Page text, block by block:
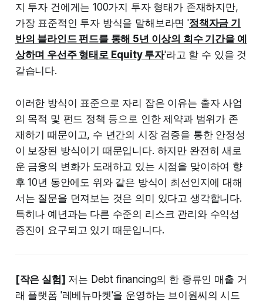
지 투자 건에게는 100가지 투자 형태가 존재하지만,
가장 표준적인 투자 방식을 말해보라면 '정책자금 기
반의 블라인드 펀드를 통해 5년 이상의 회수 기간을 예
상하며 우선주 형태로 Equity 투자'라고 할 수 있을 것
같습니다.
이러한 방식이 표준으로 자리 잡은 이유는 출자 사업
의 목적 및 펀드 정책 등으로 인한 제약과 범위가 존
재하기 때문이고, 수 년간의 시장 검증을 통한 안정성
이 보장된 방식이기 때문입니다. 하지만 완전히 새로
운 금융의 변화가 도래하고 있는 시점을 맞이하여 향
후 10년 동안에도 위와 같은 방식이 최선인지에 대해
서는 질문을 던져보는 것은 의미 있다고 생각합니다.
특히나 예년과는 다른 수준의 리스크 관리와 수익성
증진이 요구되고 있기 때문입니다.
[작은 실험] 저는 Debt financing의 한 종류인 매출 거
래 플랫폼 '레베뉴마켓'을 운영하는 브이원씨의 시드